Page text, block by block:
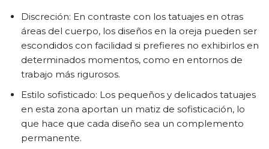
Discreción: En contraste con los tatuajes en otras
áreas del cuerpo, los diseños en la oreja pueden ser
escondidos con facilidad si prefieres no exhibirlos en
determinados momentos, como en entornos de
trabajo más rigurosos.
Estilo sofisticado: Los pequeños y delicados tatuajes
en esta zona aportan un matiz de sofisticación, lo
que hace que cada diseño sea un complemento
permanente.